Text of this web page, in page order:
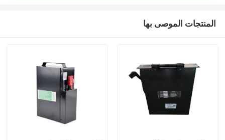
المنتجات الموصى بها